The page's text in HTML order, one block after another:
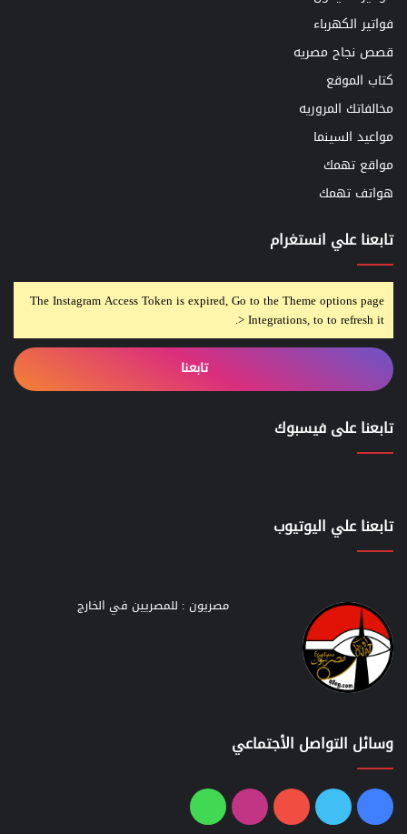
فواتير الكهرباء
قصص نجاح مصريه
كتاب الموقع
مخالفاتك المروريه
مواعيد السينما
مواقع تهمك
هواتف تهمك
تابعنا علي انستغرام
The Instagram Access Token is expired, Go to the Theme options page
> Integrations, to to refresh it.
تابعنا
تابعنا على فيسبوك
تابعنا علي اليوتيوب
مصريون : للمصريين في الخارج
وسائل التواصل الأجتماعي
فيسبوك
تويتر يوتيوبانستقرامواتساب